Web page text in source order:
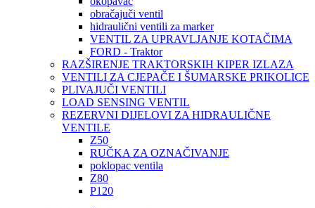
obračajuči ventil
hidraulični ventili za marker
VENTIL ZA UPRAVLJANJE KOTAČIMA
FORD - Traktor
RAZŠIRENJE TRAKTORSKIH KIPER IZLAZA
VENTILI ZA CJEPAČE I ŠUMARSKE PRIKOLICE
PLIVAJUČI VENTILI
LOAD SENSING VENTIL
REZERVNI DIJELOVI ZA HIDRAULIČNE
VENTILE
Z50
RUČKA ZA OZNAČIVANJE
poklopac ventila
Z80
P120